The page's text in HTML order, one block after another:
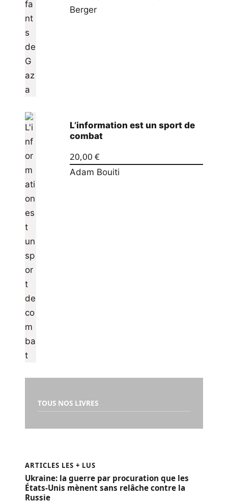
Berger
L’information est un sport de
combat
20,00 €
Adam Bouiti
TOUS NOS LIVRES
ARTICLES LES + LUS
Ukraine: la guerre par procuration que les
États-Unis mènent sans relâche contre la
Russie